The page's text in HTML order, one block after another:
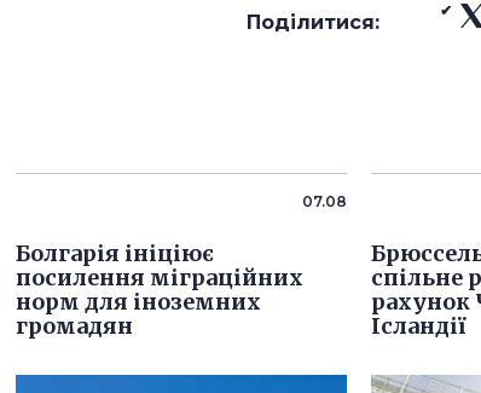
Поділитися:
07.08
Болгарія ініціює
посилення міграційних
норм для іноземних
громадян
спільне
рахунок
Ісландії